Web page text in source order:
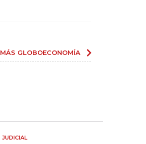
MÁS GLOBOECONOMÍA
JUDICIAL